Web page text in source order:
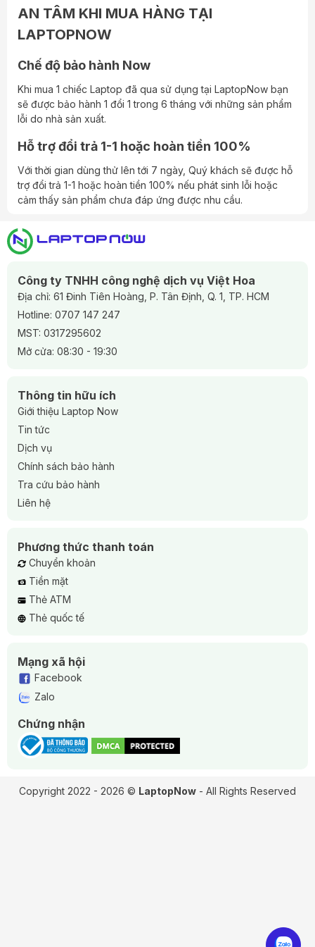
bảo an toàn cho dữ liệu kỹ thuật
Chứng nhận ISV– tương thích tốt với phần mềm chuyên
AN TÂM KHI MUA HÀNG TẠI
LAPTOPNOW
Chế độ bảo hành Now
Khi mua 1 chiếc Laptop đã qua sử dụng tại LaptopNow bạn
sẽ được bảo hành 1 đổi 1 trong 6 tháng với những sản phẩm
lỗi do nhà sản xuất.
Hỗ trợ đổi trả 1-1 hoặc hoàn tiền 100%
Với thời gian dùng thử lên tới 7 ngày, Quý khách sẽ được hỗ
trợ đổi trả 1-1 hoặc hoàn tiền 100% nếu phát sinh lỗi hoặc
cảm thấy sản phẩm chưa đáp ứng được nhu cầu.
Công ty TNHH công nghệ dịch vụ Việt Hoa
Địa chỉ: 61 Đinh Tiên Hoàng, P. Tân Định, Q. 1, TP. HCM
Hotline: 0707 147 247
MST: 0317295602
Mở cửa: 08:30 - 19:30
Thông tin hữu ích
Giới thiệu Laptop Now
Tin tức
Dịch vụ
Chính sách bảo hành
Tra cứu bảo hành
Liên hệ
Phương thức thanh toán
Chuyển khoản
Tiền mặt
Thẻ ATM
Thẻ quốc tế
Mạng xã hội
Facebook
Zalo
Chứng nhận
Copyright 2022 - 2026 © LaptopNow - All Rights Reserved